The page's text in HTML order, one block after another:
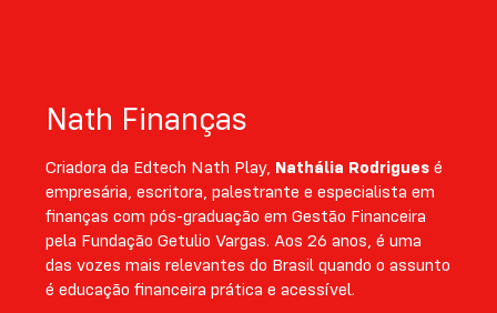
ajudar o leitor, como tabelas, listas e glossário. Para
completar, a autora ganha o reforço do ilustrador
Ric Sales, que traz para as páginas do livro charges
divertidas sobre nossa relação com o dinheiro no dia
a dia.
Nath Finanças
Criadora da Edtech Nath Play, Nathália Rodrigues é
empresária, escritora, palestrante e especialista em
finanças com pós-graduação em Gestão Financeira
pela Fundação Getulio Vargas. Aos 26 anos, é uma
das vozes mais relevantes do Brasil quando o assunto
é educação financeira prática e acessível.